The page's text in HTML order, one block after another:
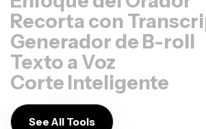
Recorta con
Generador de B-roll
Texto a Voz
Corte Inteligente
See All Tools